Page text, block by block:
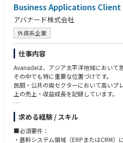
・部門方針/人材計画/採用戦略など組織
・他事業部との連携を通じた全社的なソ
・マネージャー/メンバーのパフォーマン
▼PJ例
・メガバンク向け：グローバル与信管理
・製造・金融業界：次世代エンタープラ
定支援
・通信業界：新規サービス立ち上げに伴
・建設業界：AI技術を活用した業務高度
・不動産業界：AI／DX戦略ロードマップ
・流通・小売業界：データ分析自動化お
・製薬・日用品業界：マーケティングデ
▼本ポジションの魅力
・経営層直下の裁量と影響力
・自ら課題を発見し、組織を巻き込みな
の高い方
・部門・職種を越えてコミュニケーショ
・戦略構想だけでなく、実行/成果創出ま
・メンバーの育成/チーム成長に喜びを感
Business Applications
アバナード株式会社
外資系企業
仕事内容
Avanadeは、アジア太平洋地域において
その中でも特に重要な位置づけです。
民間・公共の両セクターにおいて高い
上の売上・収益成長を記録しています。
その中でも「Business Applications」は
ン領域であり、著しい成長を遂げています
Avanadeでは、成果創出と結果重視の姿
迎えし、さらなる成長を牽引していただ
求める経験 / スキル
■必須要件：
・基幹システム領域（ERPまたはCRM